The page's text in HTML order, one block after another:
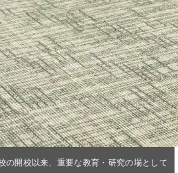
の開校以来、重要な教育・研究の場として